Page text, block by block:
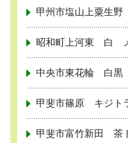
甲州市塩山上粟生
昭和町上河東 白
中央市東花輪 白
甲斐市篠原 キジト
甲斐市富竹新田 茶